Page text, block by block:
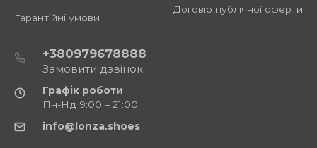
Гарантійні умови
Договір публічної оферти
+380979678888
Замовити дзвінок
Графік роботи
Пн-Нд 9:00 – 21:00
info@lonza.shoes